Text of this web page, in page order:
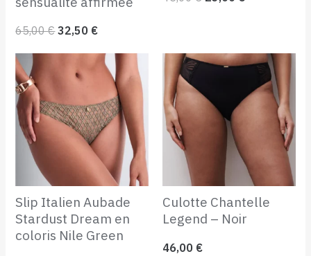
65,00€ 32,50 €
Slip Italien Aubade
Stardust Dream en
coloris Nile Green
Culotte Chantelle
Legend – Noir
46,00 €